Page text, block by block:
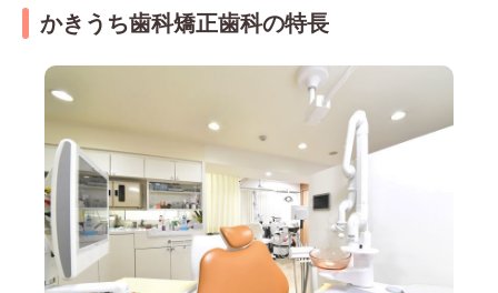
かきうち歯科矯正歯科の特長